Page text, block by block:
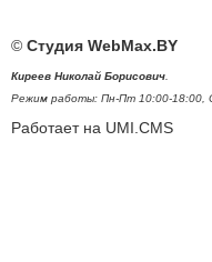
© Студия WebMax.BY
Киреев Николай Борисович.
Режим работы: Пн-Пт 10:00-18:00,
Работает на UMI.CMS